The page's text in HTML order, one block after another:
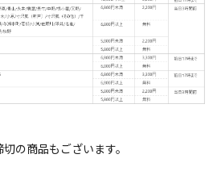
の商品もございます。